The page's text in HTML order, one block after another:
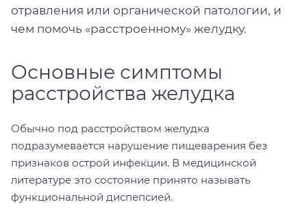
отравления или органической патологии, и
чем помочь «расстроенному» желудку.
Основные симптомы
расстройства желудка
Обычно под расстройством желудка
подразумевается нарушение пищеварения без
признаков острой инфекции. В медицинской
литературе это состояние принято называть
функциональной диспепсией.